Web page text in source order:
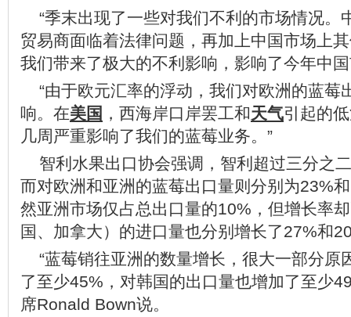
“季末出现了一些对我们不利的市场情况。
贸易商面临着法律问题，再加上中国市场上
我们带来了极大的不利影响，影响了今年中
“由于欧元汇率的浮动，我们对欧洲的蓝莓
响。在美国 ，西海岸口岸罢工和天气引起的
几周严重影响了我们的蓝莓业务。”
智利水果出口协会强调，智利超过三分之
而对欧洲和亚洲的蓝莓出口量则分别为23%
然亚洲市场仅占总出口量的10%，但增长率
国、加拿大）的进口量也分别增长了27%和
“蓝莓销往亚洲的数量增长，很大一部分原
了至少45%，对韩国的出口量也增加了至少
席Ronald Bown说。